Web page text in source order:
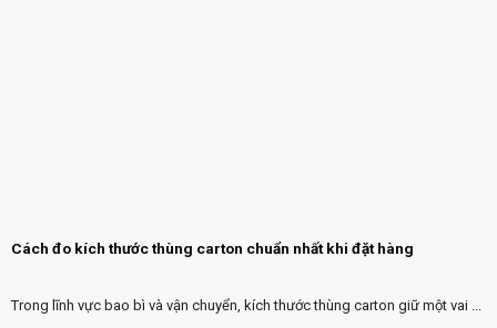
Cách đo kích thước thùng carton chuẩn nhất khi đặt hàng
Trong lĩnh vực bao bì và vận chuyển, kích thước thùng carton giữ một vai ...